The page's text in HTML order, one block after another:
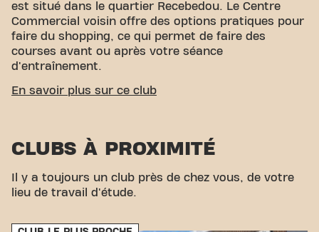
est situé dans le quartier Recebedou. Le Centre
Commercial voisin offre des options pratiques pour
faire du shopping, ce qui permet de faire des
courses avant ou après votre séance
d'entraînement.
ACCESSIBILITÉ FACILE
transport : Parking :Un parking est disponible près
plus proches sont Palanques et Centre commercial
Portet entrée 5. Avec notre emplacement central et
En savoir plus sur ce club
CLUBS À PROXIMITÉ
Il y a toujours un club près de chez vous, de votre
lieu de travail d'étude.